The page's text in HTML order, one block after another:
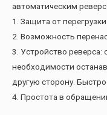
автоматическим
1. Защита от перегрузки.
2. Возможность
3. Устройство
необходимости
другую сторону.
4. Простота в